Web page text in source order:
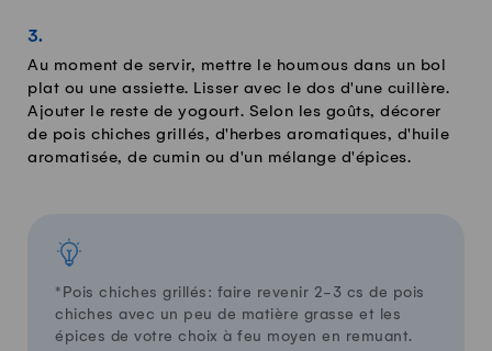
Au moment de servir, mettre le houmous dans un bol
plat ou une assiette. Lisser avec le dos d'une cuillère.
Ajouter le reste de yogourt. Selon les goûts, décorer
de pois chiches grillés, d'herbes aromatiques, d'huile
aromatisée, de cumin ou d'un mélange d'épices.
*Pois chiches grillés: faire revenir 2-3 cs de pois
chiches avec un peu de matière grasse et les
épices de votre choix à feu moyen en remuant.